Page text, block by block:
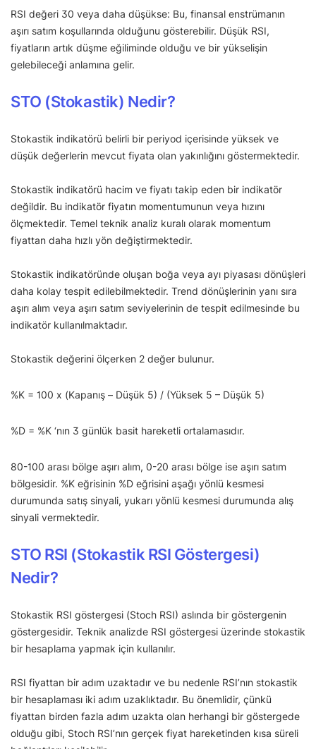
RSI değeri 30 veya daha düşükse: Bu, finansal enstrümanın
aşırı satım koşullarında olduğunu gösterebilir. Düşük RSI,
fiyatların artık düşme eğiliminde olduğu ve bir yükselişin
gelebileceği anlamına gelir.
STO (Stokastik) Nedir?
Stokastik indikatörü belirli bir periyod içerisinde yüksek ve
düşük değerlerin mevcut fiyata olan yakınlığını göstermektedir.
Stokastik indikatörü hacim ve fiyatı takip eden bir indikatör
değildir. Bu indikatör fiyatın momentumunun veya hızını
ölçmektedir. Temel teknik analiz kuralı olarak momentum
fiyattan daha hızlı yön değiştirmektedir.
Stokastik indikatöründe oluşan boğa veya ayı piyasası dönüşleri
daha kolay tespit edilebilmektedir. Trend dönüşlerinin yanı sıra
aşırı alım veya aşırı satım seviyelerinin de tespit edilmesinde bu
indikatör kullanılmaktadır.
Stokastik değerini ölçerken 2 değer bulunur.
%K = 100 x (Kapanış – Düşük 5) / (Yüksek 5 – Düşük 5)
%D = %K ‘nın 3 günlük basit hareketli ortalamasıdır.
80-100 arası bölge aşırı alım, 0-20 arası bölge ise aşırı satım
bölgesidir. %K eğrisinin %D eğrisini aşağı yönlü kesmesi
durumunda satış sinyali, yukarı yönlü kesmesi durumunda alış
sinyali vermektedir.
STO RSI (Stokastik RSI Göstergesi)
Nedir?
Stokastik RSI göstergesi (Stoch RSI) aslında bir göstergenin
göstergesidir. Teknik analizde RSI göstergesi üzerinde stokastik
bir hesaplama yapmak için kullanılır.
RSI fiyattan bir adım uzaktadır ve bu nedenle RSI’nın stokastik
bir hesaplaması iki adım uzaklıktadır. Bu önemlidir, çünkü
fiyattan birden fazla adım uzakta olan herhangi bir göstergede
olduğu gibi, Stoch RSI’nın gerçek fiyat hareketinden kısa süreli